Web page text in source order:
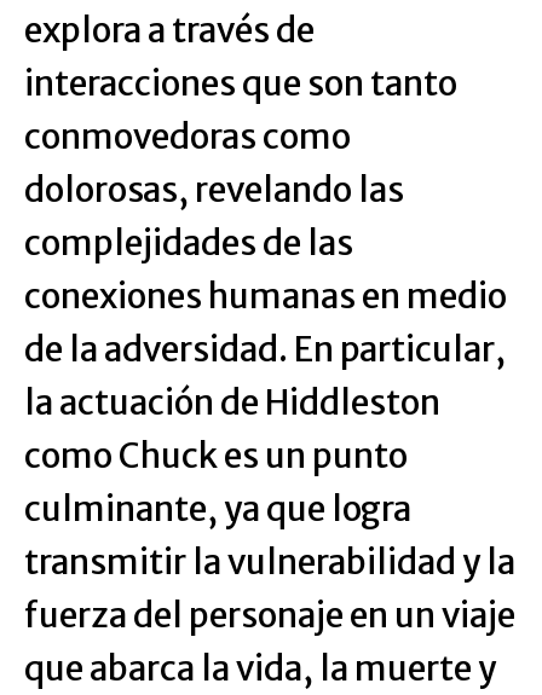
explora a través de
interacciones que son tanto
conmovedoras como
dolorosas, revelando las
complejidades de las
conexiones humanas en medio
de la adversidad. En particular,
la actuación de Hiddleston
como Chuck es un punto
culminante, ya que logra
transmitir la vulnerabilidad y la
fuerza del personaje en un viaje
que abarca la vida, la muerte y